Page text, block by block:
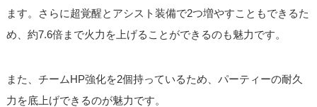
ます。さらに超覚醒とアシスト装備で2つ増やすこともできるた
め、約7.6倍まで火力を上げることができるのも魅力です。
また、チームHP強化を2個持っているため、パーティーの耐久
力を底上げできるのが魅力です。